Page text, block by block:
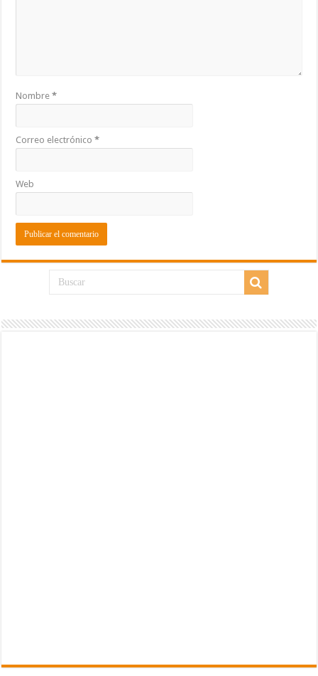
Nombre*
Correo electrónico*
Web